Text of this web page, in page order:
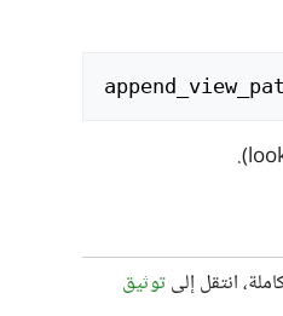
انتقل إلىتوثيق